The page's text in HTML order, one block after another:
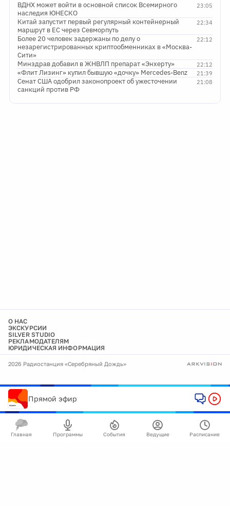
23:05
ВДНХ может войти в основной список Всемирного
наследия ЮНЕСКО
22:34
Китай запустит первый регулярный контейнерный
маршрут в ЕС через Севморпуть
22:12
Более 20 человек задержаны по делу о
незарегистрированных криптообменниках в «Москва-
Сити»
22:12
Минздрав добавил в ЖНВЛП препарат «Энхерту»
21:39
«Флит Лизинг» купил бывшую «дочку» Mercedes-Benz
21:08
Сенат США одобрил законопроект об ужесточении
санкций против РФ
О НАС
ЭКСКУРСИИ
SILVER STUDIO
РЕКЛАМОДАТЕЛЯМ
ЮРИДИЧЕСКАЯ ИНФОРМАЦИЯ
2026 Радиостанция «Серебряный Дождь»
Прямой эфир
Главная Программы События Ведущие Расписание